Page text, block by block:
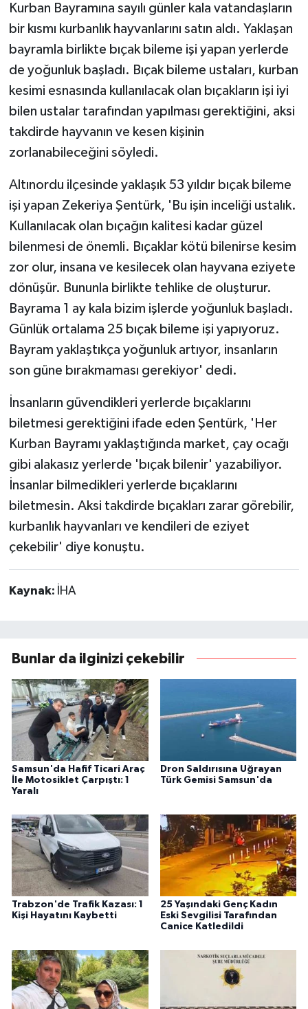
Kurban Bayramına sayılı günler kala vatandaşların
bir kısmı kurbanlık hayvanlarını satın aldı. Yaklaşan
bayramla birlikte bıçak bileme işi yapan yerlerde
de yoğunluk başladı. Bıçak bileme ustaları, kurban
kesimi esnasında kullanılacak olan bıçakların işi iyi
bilen ustalar tarafından yapılması gerektiğini, aksi
takdirde hayvanın ve kesen kişinin
zorlanabileceğini söyledi.
Altınordu ilçesinde yaklaşık 53 yıldır bıçak bileme
işi yapan Zekeriya Şentürk, 'Bu işin inceliği ustalık.
Kullanılacak olan bıçağın kalitesi kadar güzel
bilenmesi de önemli. Bıçaklar kötü bilenirse kesim
zor olur, insana ve kesilecek olan hayvana eziyete
dönüşür. Bununla birlikte tehlike de oluşturur.
Bayrama 1 ay kala bizim işlerde yoğunluk başladı.
Günlük ortalama 25 bıçak bileme işi yapıyoruz.
Bayram yaklaştıkça yoğunluk artıyor, insanların
son güne bırakmaması gerekiyor' dedi.
İnsanların güvendikleri yerlerde bıçaklarını
biletmesi gerektiğini ifade eden Şentürk, 'Her
Kurban Bayramı yaklaştığında market, çay ocağı
gibi alakasız yerlerde 'bıçak bilenir' yazabiliyor.
İnsanlar bilmedikleri yerlerde bıçaklarını
biletmesin. Aksi takdirde bıçakları zarar görebilir,
kurbanlık hayvanları ve kendileri de eziyet
çekebilir' diye konuştu.
Kaynak: İHA
Bunlar da ilginizi çekebilir
Samsun'da Hafif Ticari Araç
İle Motosiklet Çarpıştı: 1
Yaralı
Dron Saldırısına Uğrayan
Türk Gemisi Samsun'da
Trabzon'de Trafik Kazası: 1
Kişi Hayatını Kaybetti
25 Yaşındaki Genç Kadın
Eski Sevgilisi Tarafından
Canice Katledildi